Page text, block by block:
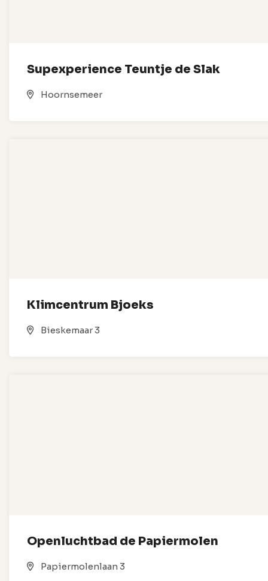
Supexperience Teuntje de Slak
Hoornsemeer
Klimcentrum Bjoeks
Bieskemaar 3
Openluchtbad de Papiermolen
Papiermolenlaan 3